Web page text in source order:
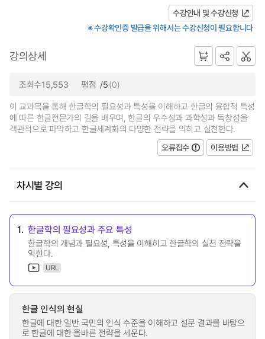
수강안내 및 수강신청
※ 수강확인증 발급을 위해서는 수강신청이 필요합니다
강의상세
조회수15,553 평점 /5(0)
이 교과목을 통해 한글학의 필요성과 특성을 이해하고 한글의 융합적 특성
에 따른 한글전문가의 길을 배우며, 한글의 우수성과 과학성과 독창성을
객관적으로 파악하고 한글세계화의 다양한 전략을 익히고 실천한다.
오류접수
이용방법
차시별 강의
1. 한글학의 필요성과 주요 특성
한글학의 개념과 필요성, 특성을 이해히고 한글학의 실천 전략을
익힌다.
URL
한글 인식의 현실
한글에 대한 일반 국민의 인식 수준을 이해하고 설문 결과를 바탕으
로 한글에 대한 올바른 전략을 세운다.